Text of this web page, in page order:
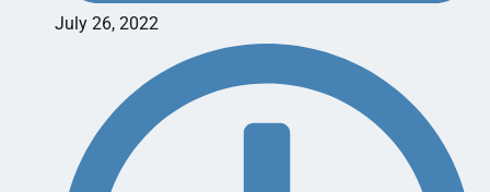
July 26, 2022